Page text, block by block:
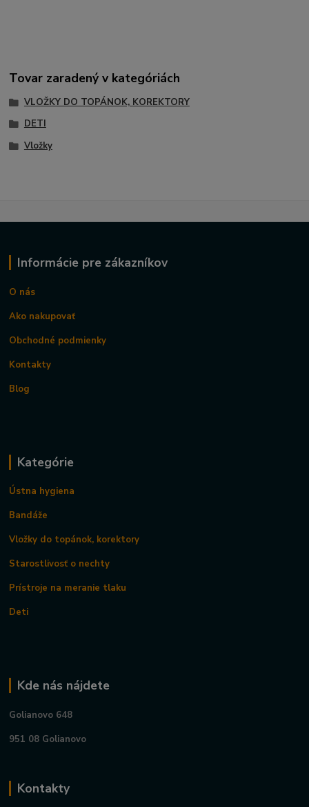
Tovar zaradený v kategóriách
VLOŽKY DO TOPÁNOK, KOREKTORY
DETI
Vložky
Informácie pre zákazníkov
O nás
Ako nakupovať
Obchodné podmienky
Kontakty
Blog
Kategórie
Ústna hygiena
Bandáže
Vložky do topánok, korektory
Starostlivosť o nechty
Prístroje na meranie tlaku
Deti
Kde nás nájdete
Golianovo 648
951 08 Golianovo
Kontakty